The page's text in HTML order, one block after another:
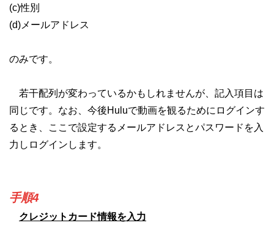
(c)性別
(d)メールアドレス
のみです。
若干配列が変わっているかもしれませんが、記入項目は
同じです。なお、今後Huluで動画を観るためにログインす
るとき、ここで設定するメールアドレスとパスワードを入
力しログインします。
手順4
クレジットカード情報を入力